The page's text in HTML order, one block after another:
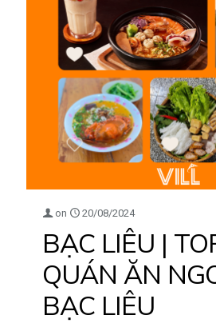
on 20/08/2024
BẠC LIÊU |
QUÁN ĂN
BẠC LIÊU